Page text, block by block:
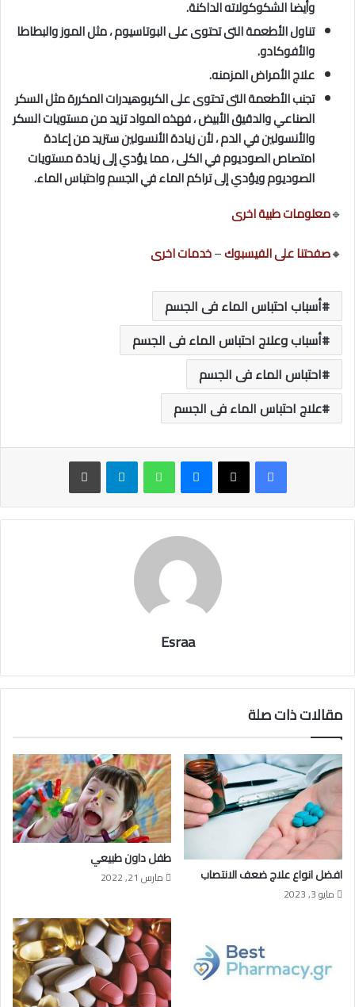
وأيضا الشكوكولاته الداكنة.
تناول الأطعمة التى تحتوى على البوتاسيوم ، مثل الموز والبطاطا
والأفوكادو.
علاج الأمراض المزمنه.
تجنب الأطعمة التى تحتوى على الكربوهيدرات المكررة مثل السكر
الصناعي والدقيق الأبيض ، فهذه المواد تزيد من مستويات السكر
والأنسولين في الدم ، لأن زيادة الأنسولين ستزيد من إعادة
امتصاص الصوديوم في الكلى ، مما يؤدي إلى زيادة مستويات
الصوديوم ويؤدي إلى تراكم الماء في الجسم واحتباس الماء.
🔹معلومات طبية اخرى
🔸صفحتنا على الفيسبوك–خدمات اخرى
أسباب احتباس الماء فى الجسم
أسباب وعلاج احتباس الماء فى الجسم
احتباس الماء فى الجسم
علاج احتباس الماء فى الجسم
ماسنجر واتساب تيلقرام طباعة
Esraa
مقالات ذات صلة
افضل انواع علاج ضعف الانتصاب
مايو 3, 2023
طفل داون طبيعي
مارس 21, 2022